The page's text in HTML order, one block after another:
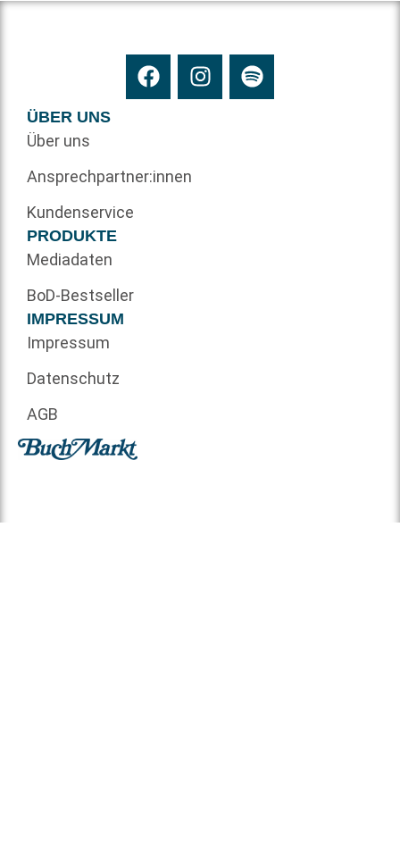
ÜBER UNS
Über uns
Ansprechpartner:innen
Kundenservice
PRODUKTE
Mediadaten
BoD-Bestseller
IMPRESSUM
Impressum
Datenschutz
AGB